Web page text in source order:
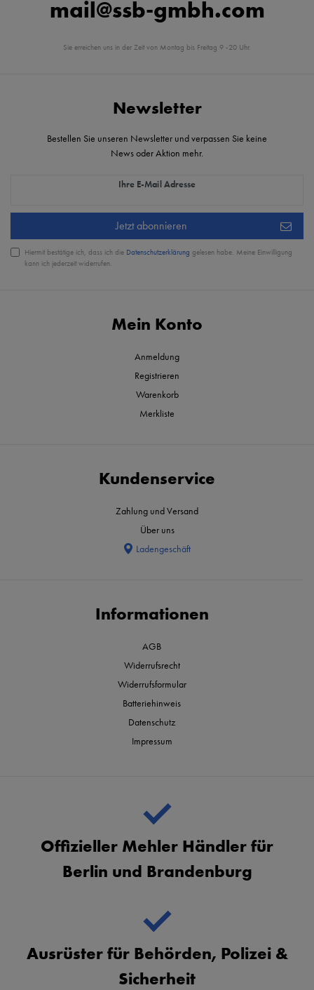
mail@ssb-gmbh.com
Sie erreichen uns in der Zeit von Montag bis Freitag 9 -20 Uhr.
Mein Konto
Anmeldung
Registrieren
Warenkorb
Merkliste
Kundenservice
Zahlung und Versand
Über uns
Ladengeschäft
Informationen
AGB
Widerrufsrecht
Widerrufsformular
Batteriehinweis
Datenschutz
Impressum
Newsletter
Bestellen Sie unseren Newsletter und verpassen Sie keine
News oder Aktion mehr.
Ihre E-Mail Adresse
Newsletter Honig
Jetzt abonnieren
Hiermit bestätige ich, dass ich die Daten­schutz­erklärung gelesen habe. Meine Einwilligung
kann ich jederzeit widerrufen.
Offizieller Mehler Händler für
Berlin und Brandenburg
Ausrüster für Behörden, Polizei &
Sicherheit